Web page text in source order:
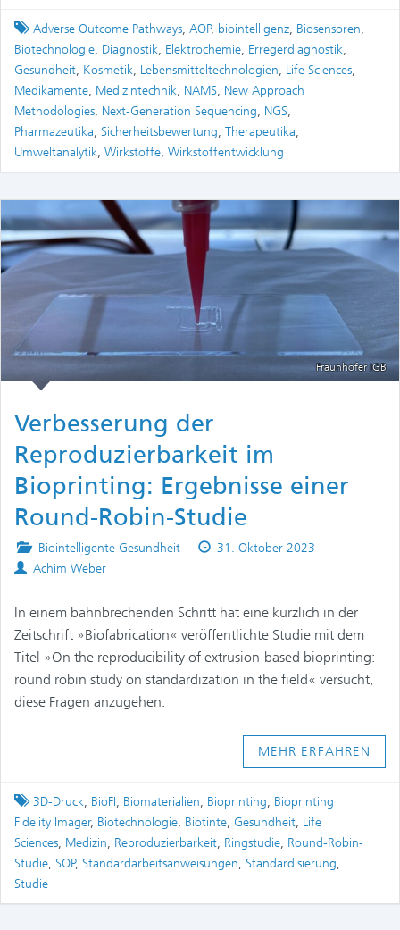
Tagged
Adverse Outcome Pathways, AOP, biointelligenz, Biosensoren,
Biotechnologie, Diagnostik, Elektrochemie, Erregerdiagnostik,
Gesundheit, Kosmetik, Lebensmitteltechnologien, Life Sciences,
Medikamente, Medizintechnik, NAMS, New Approach
Methodologies, Next-Generation Sequencing, NGS,
Pharmazeutika, Sicherheitsbewertung, Therapeutika,
Umweltanalytik, Wirkstoffe, Wirkstoffentwicklung
Fraunhofer IGB
Verbesserung der
Reproduzierbarkeit im
Bioprinting: Ergebnisse einer
Round-Robin-Studie
Posted
in
Biointelligente Gesundheit
Published
31. Oktober 2023
Authors
Achim Weber
In einem bahnbrechenden Schritt hat eine kürzlich in der
Zeitschrift »Biofabrication« veröffentlichte Studie mit dem
Titel »On the reproducibility of extrusion-based bioprinting:
round robin study on standardization in the field« versucht,
diese Fragen anzugehen.
MEHR ERFAHREN
Tagged
3D-Druck, BioFI, Biomaterialien, Bioprinting, Bioprinting
Fidelity Imager, Biotechnologie, Biotinte, Gesundheit, Life
Sciences, Medizin, Reproduzierbarkeit, Ringstudie, Round-Robin-
Studie, SOP, Standardarbeitsanweisungen, Standardisierung,
Studie